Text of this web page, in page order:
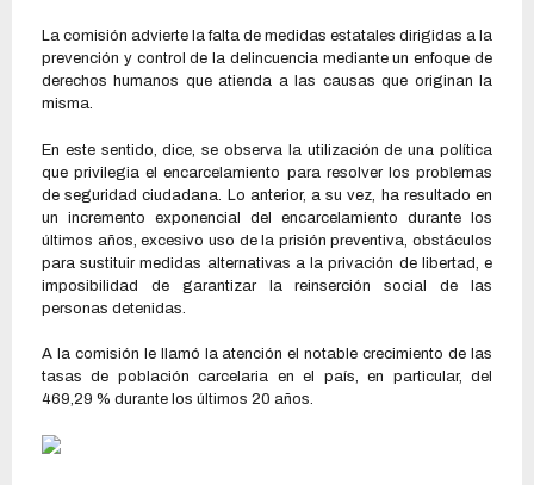
La comisión advierte la falta de medidas estatales dirigidas a la
prevención y control de la delincuencia mediante un enfoque de
derechos humanos que atienda a las causas que originan la
misma.
En este sentido, dice, se observa la utilización de una política
que privilegia el encarcelamiento para resolver los problemas
de seguridad ciudadana. Lo anterior, a su vez, ha resultado en
un incremento exponencial del encarcelamiento durante los
últimos años, excesivo uso de la prisión preventiva, obstáculos
para sustituir medidas alternativas a la privación de libertad, e
imposibilidad de garantizar la reinserción social de las
personas detenidas.
A la comisión le llamó la atención el notable crecimiento de las
tasas de población carcelaria en el país, en particular, del
469,29 % durante los últimos 20 años.